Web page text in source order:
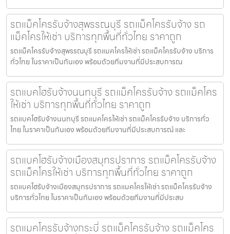
รถแม็คโครรับจ้างสุพรรณบุรี รถแม็คโครรับจ้าง รถ
แม็คโครให้เช่า บริการทุกพื้นที่ทั่วไทย ราคาถูก
รถแม็คโครรับจ้างสุพรรณบุรี รถแมคโครให้เช่า รถแม็คโครรับจ้าง บริการ
ทั่วไทย ในราคาเป็นกันเอง พร้อมด้วยทีมงานที่มีประสบการณ
รถแบคโฮรับจ้างนนทบุรี รถแม็คโครรับจ้าง รถแม็คโคร
ให้เช่า บริการทุกพื้นที่ทั่วไทย ราคาถูก
รถแบคโฮรับจ้างนนทบุรี รถแมคโครให้เช่า รถแม็คโครรับจ้าง บริการทั่ว
ไทย ในราคาเป็นกันเอง พร้อมด้วยทีมงานที่มีประสบการณ์ และ
รถแบคโฮรับจ้างเมืองสมุทรปราการ รถแม็คโครรับจ้าง
รถแม็คโครให้เช่า บริการทุกพื้นที่ทั่วไทย ราคาถูก
รถแบคโฮรับจ้างเมืองสมุทรปราการ รถแมคโครให้เช่า รถแม็คโครรับจ้าง
บริการทั่วไทย ในราคาเป็นกันเอง พร้อมด้วยทีมงานที่มีประสบ
รถแมคโครรับจ้างกระบี่ รถแม็คโครรับจ้าง รถแม็คโคร